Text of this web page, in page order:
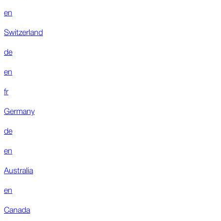
en
Switzerland
de
en
fr
Germany
de
en
Australia
en
Canada